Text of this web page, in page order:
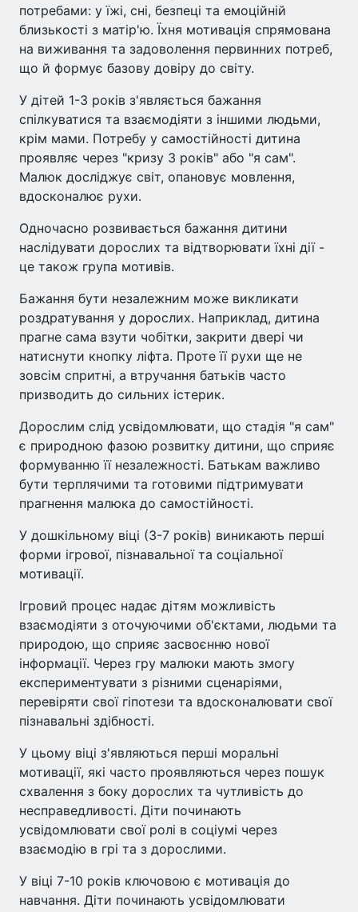
потребами: у їжі, сні, безпеці та емоційній
близькості з матір'ю. Їхня мотивація спрямована
на виживання та задоволення первинних потреб,
що й формує базову довіру до світу.
У дітей 1-3 років з'являється бажання
спілкуватися та взаємодіяти з іншими людьми,
крім мами. Потребу у самостійності дитина
проявляє через "кризу 3 років" або "я сам".
Малюк досліджує світ, опановує мовлення,
вдосконалює рухи.
Одночасно розвивається бажання дитини
наслідувати дорослих та відтворювати їхні дії -
це також група мотивів.
Бажання бути незалежним може викликати
роздратування у дорослих. Наприклад, дитина
прагне сама взути чобітки, закрити двері чи
натиснути кнопку ліфта. Проте її рухи ще не
зовсім спритні, а втручання батьків часто
призводить до сильних істерик.
Дорослим слід усвідомлювати, що стадія "я сам"
є природною фазою розвитку дитини, що сприяє
формуванню її незалежності. Батькам важливо
бути терплячими та готовими підтримувати
прагнення малюка до самостійності.
У дошкільному віці (3-7 років) виникають перші
форми ігрової, пізнавальної та соціальної
мотивації.
Ігровий процес надає дітям можливість
взаємодіяти з оточуючими об'єктами, людьми та
природою, що сприяє засвоєнню нової
інформації. Через гру малюки мають змогу
експериментувати з різними сценаріями,
перевіряти свої гіпотези та вдосконалювати свої
пізнавальні здібності.
У цьому віці з'являються перші моральні
мотивації, які часто проявляються через пошук
схвалення з боку дорослих та чутливість до
несправедливості. Діти починають
усвідомлювати свої ролі в соціумі через
взаємодію в грі та з дорослими.
У віці 7-10 років ключовою є мотивація до
навчання. Діти починають усвідомлювати